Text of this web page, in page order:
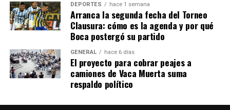
De las muertes de menores
por armas en 2020, dos
tercios fueron homicidios,
mientras 30% fueron
suicidios, 3% accidentes y
DEPORTES hace 1 semana
Arranca la segunda fecha del Torneo
Clausura: cómo es la agenda y por qué
Boca postergó su partido
GENERAL hace 6 días
El proyecto para cobrar peajes a
camiones de Vaca Muerta suma
respaldo político